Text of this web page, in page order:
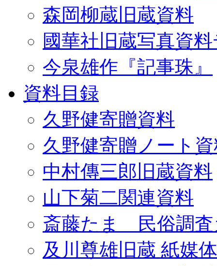
森岡柳蔵旧蔵資料
國華社旧蔵写真資
今泉雄作『記事珠』
資料目録
久野健寄贈資料
久野健寄贈ノート
中村傳三郎旧蔵資料
山下菊二関連資料
斎藤たま 民俗調査
及川尊雄旧蔵 紙媒